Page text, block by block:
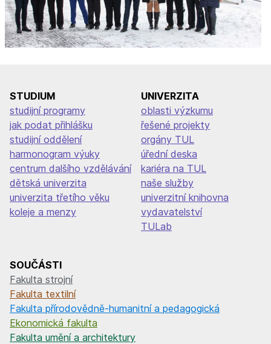
STUDIUM
studijní programy
jak podat přihlášku
studijní oddělení
harmonogram výuky
centrum dalšího vzdělávání
dětská univerzita
univerzita třetího věku
koleje a menzy
UNIVERZITA
oblasti výzkumu
řešené projekty
orgány TUL
úřední deska
kariéra na TUL
naše služby
univerzitní knihovna
vydavatelství
TULab
SOUČÁSTI
Fakulta strojní
Fakulta textilní
Fakulta přírodovědně-humanitní a pedagogická
Ekonomická fakulta
Fakulta umění a architektury